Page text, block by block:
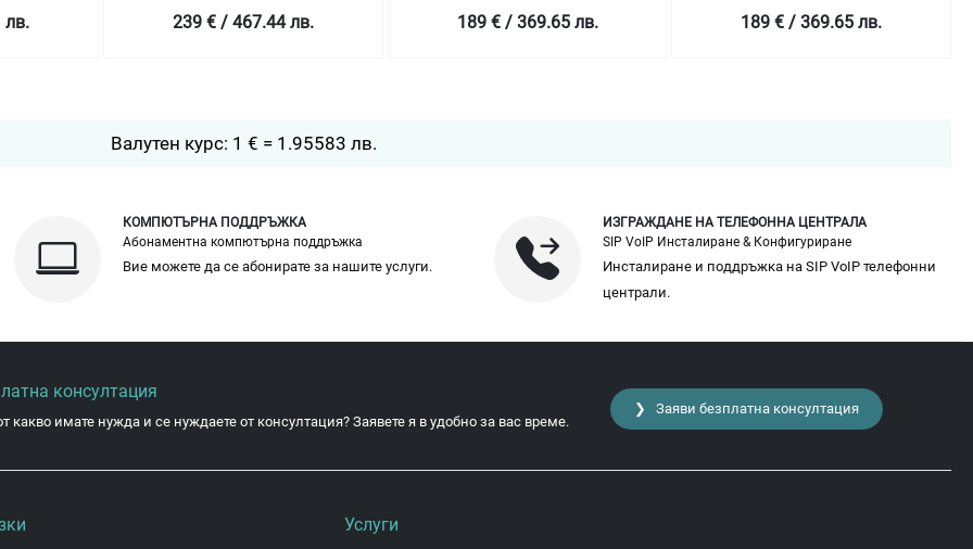
лв. 239 € / 467.44 лв. 189 € / 369.65 лв. 189 € / 369.65 лв.
Валутен курс: 1 € = 1.95583 лв.
КОМПЮТЪРНА ПОДДРЪЖКА
Абонаментна компютърна поддръжка
Вие можете да се абонирате за нашите услуги.
ИЗГРАЖДАНЕ НА ТЕЛЕФОННА ЦЕНТРАЛА
SIP VoIP Инсталиране & Конфигуриране
Инсталиране и поддръжка на SIP VoIP телефонни
централи.
консултация
какво имате нужда и се нуждаете от консултация? Заявете я в удобно за вас време.
❯ Заяви безплатна консултация
Услуги